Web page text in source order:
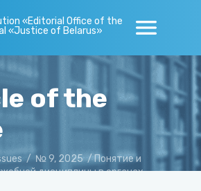
«Editorial Office of the
«Justice of Belarus»
of the
/ № 9, 2025 / Понятие и
дисциплины в органах